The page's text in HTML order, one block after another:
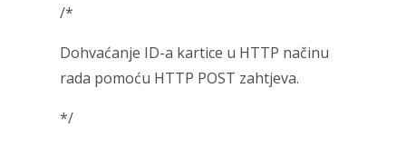
/*
Dohvaćanje ID-a kartice u HTTP načinu
rada pomoću HTTP POST zahtjeva.
*/